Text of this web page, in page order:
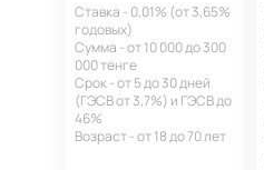
Ставка - 0,01% (от 3,65%
годовых)
Сумма - от 10 000 до 300
000 тенге
Срок - от 5 до 30 дней
(ГЭСВ от 3,7%) и ГЭСВ до
46%
Возраст - от 18 до 70 лет